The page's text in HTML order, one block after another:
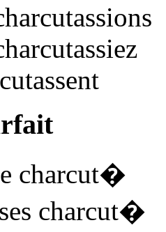
assions
assiez
assent
charcut�
charcut�